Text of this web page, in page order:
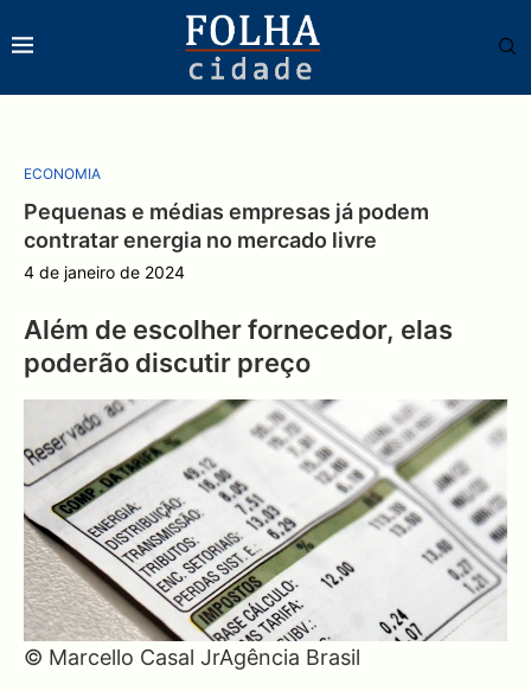
ECONOMIA
Pequenas e médias empresas já podem
contratar energia no mercado livre
4 de janeiro de 2024
Além de escolher fornecedor, elas
poderão discutir preço
© Marcello Casal JrAgência Brasil